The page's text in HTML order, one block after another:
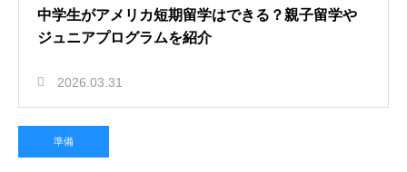
中学生がアメリカ短期留学はできる？親子留学や
ジュニアプログラムを紹介
2026.03.31
準備